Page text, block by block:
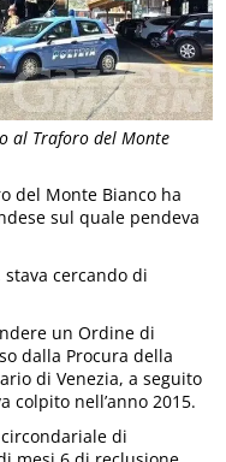
al Traforo del Monte
del Monte Bianco ha
sul quale pendeva
stava cercando di
un Ordine di
dalla Procura della
di Venezia, a seguito
colpito nell’anno 2015.
di